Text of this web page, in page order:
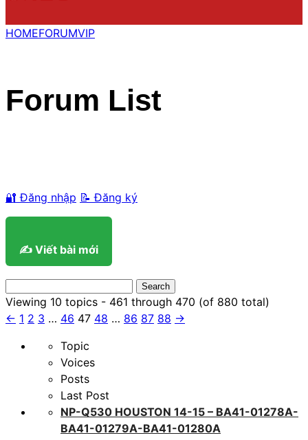
HOMEFORUMVIP
Forum List
🔐 Đăng nhập 📝 Đăng ký
✍️ Viết bài mới
for:
Viewing 10 topics - 461 through 470 (of 880 total)
← 1 2 3 … 46 47 48 … 86 87 88 →
Topic
Voices
Posts
Last Post
NP-Q530 HOUSTON 14-15 – BA41-01278A-
BA41-01279A-BA41-01280A